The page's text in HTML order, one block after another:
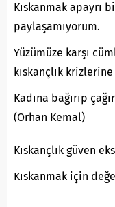
Kıskanmak apayrı
paylaşamıyorum.
Yüzümüze karşı
kıskançlık
Kadına bağırıp
(Orhan Kemal)
Kıskançlık güven
Kıskanmak için